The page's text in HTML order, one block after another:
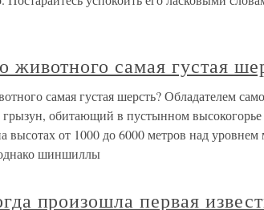
животного самая густая
самая густая шерсть? Обладателем
обитающий в пустынном
высотах от 1000 до 6000 метров над уровнем
шиншиллы
произошла первая